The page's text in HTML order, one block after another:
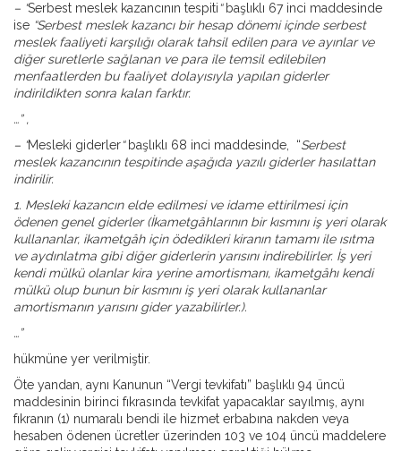
– “Serbest meslek kazancının tespiti“başlıklı 67 inci maddesinde
ise “Serbest meslek kazancı bir hesap dönemi içinde serbest
meslek faaliyeti karşılığı olarak tahsil edilen para ve ayınlar ve
diğer suretlerle sağlanan ve para ile temsil edilebilen
menfaatlerden bu faaliyet dolayısıyla yapılan giderler
indirildikten sonra kalan farktır.
…” ,
– “Mesleki giderler“başlıklı 68 inci maddesinde, “Serbest
meslek kazancının tespitinde aşağıda yazılı giderler hasılattan
indirilir.
1. Mesleki kazancın elde edilmesi ve idame ettirilmesi için
ödenen genel giderler (İkametgâhlarının bir kısmını iş yeri olarak
kullananlar, ikametgâh için ödedikleri kiranın tamamı ile ısıtma
ve aydınlatma gibi diğer giderlerin yarısını indirebilirler. İş yeri
kendi mülkü olanlar kira yerine amortismanı, ikametgâhı kendi
mülkü olup bunun bir kısmını iş yeri olarak kullananlar
amortismanın yarısını gider yazabilirler.).
…”
hükmüne yer verilmiştir.
Öte yandan, aynı Kanunun “Vergi tevkifatı” başlıklı 94 üncü
maddesinin birinci fıkrasında tevkifat yapacaklar sayılmış, aynı
fıkranın (1) numaralı bendi ile hizmet erbabına nakden veya
hesaben ödenen ücretler üzerinden 103 ve 104 üncü maddelere